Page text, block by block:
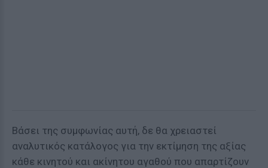
Βάσει της συμφωνίας αυτή, δε θα χρειαστεί
αναλυτικός κατάλογος για την εκτίμηση της αξίας
κάθε κινητού και ακίνητου αγαθού που απαρτίζουν